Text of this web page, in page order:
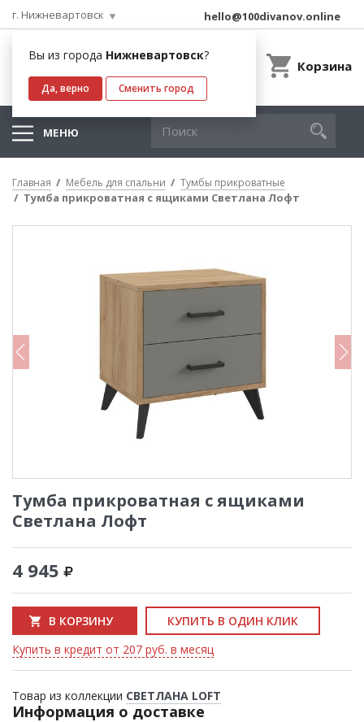
г. Нижневартовск
Вы из города Нижневартовск?
Да, верно Сменить город
hello@100divanov.online
Корзина
МЕНЮ
Главная Мебель для спальни Тумбы прикроватные
Тумба прикроватная с ящиками Светлана Лофт
Тумба прикроватная с ящиками
Светлана Лофт
4 945
В КОРЗИНУ
КУПИТЬ В ОДИН КЛИК
Купить в кредит от 207 руб. в месяц
Товар из коллекции СВЕТЛАНА LOFT
Информация о доставке